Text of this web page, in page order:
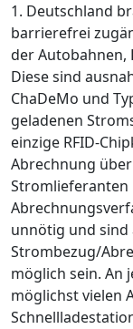
1. Deutschland
barrierefrei
der Autobahnen,
Diese sind
ChaDeMo und
geladenen
einzige RFID-
Abrechnung
unnötig und sind
Strombezug/
möglich sein. An
möglichst vielen